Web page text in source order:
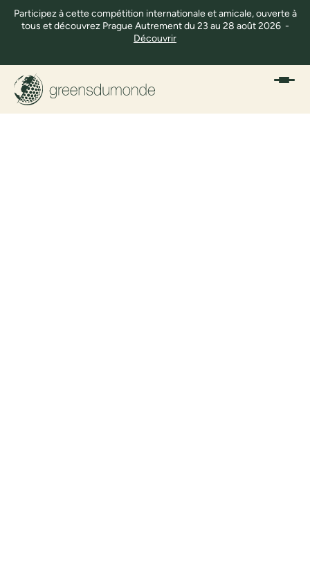
Participez à cette compétition internationale et amicale, ouverte à
tous et découvrez Prague Autrement du 23 au 28 août 2026 -
Découvrir